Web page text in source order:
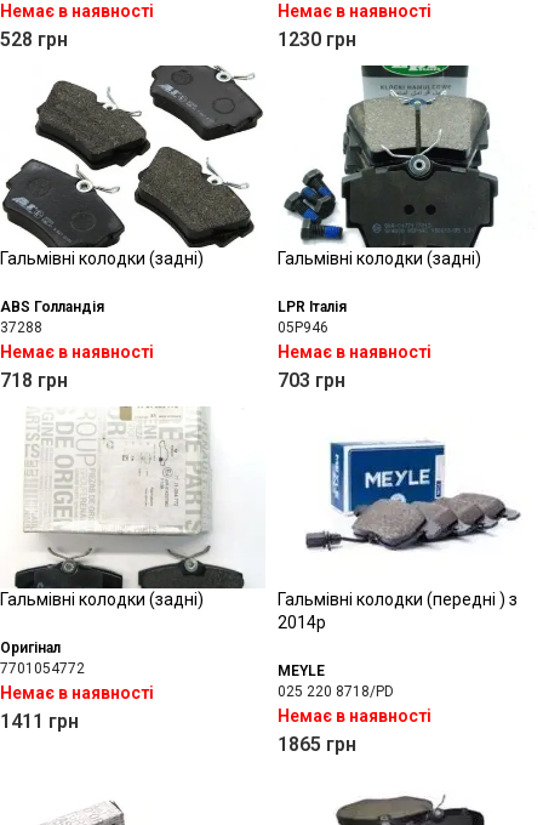
Немає в наявності
528 грн
Немає в наявності
1230 грн
Гальмівні колодки (задні)
ABS Голландія
37288
Немає в наявності
718 грн
Гальмівні колодки (задні)
LPR Італія
05P946
Немає в наявності
703 грн
Гальмівні колодки (задні)
Оригінал
7701054772
Немає в наявності
1411 грн
Гальмівні колодки (передні ) з
2014р
MEYLE
025 220 8718/PD
Немає в наявності
1865 грн